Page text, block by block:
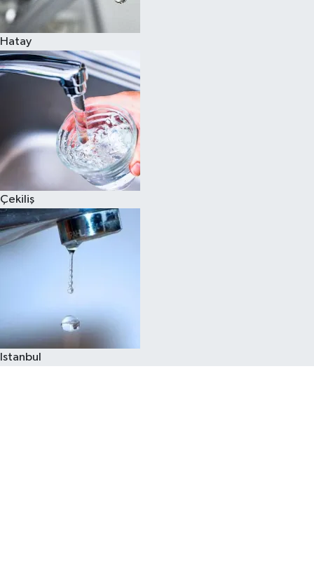
Hatay
Çekiliş
Istanbul